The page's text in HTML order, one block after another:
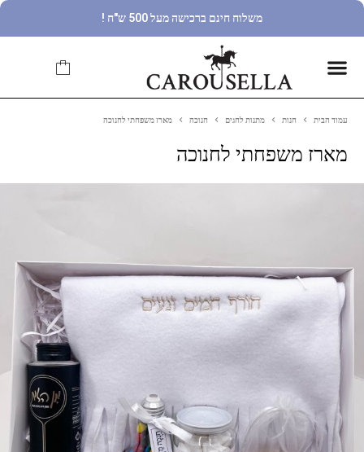
משלוח חינם ברכישה מעל 500 ש"ח !
עמוד הבית חנות מתנות לחגים חנוכה מארז משפחתי לחנוכה
מארז משפחתי לחנוכה